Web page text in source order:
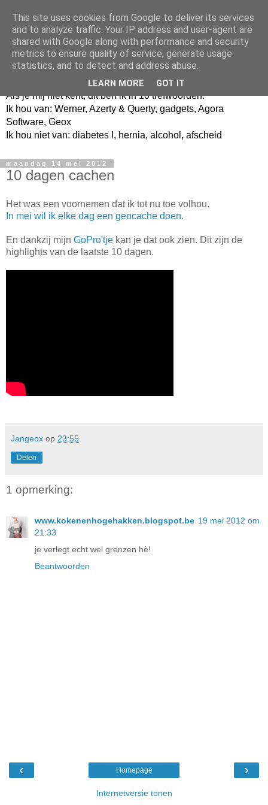
Jangeox' blog
Als je mij niet kent, dit ben ik in 10 trefwoorden.
Ik hou van: Werner, Azerty & Querty, gadgets, Agora
Software, Geox
Ik hou niet van: diabetes I, hernia, alcohol, afscheid
maandag 14 mei 2012
10 dagen cachen
Het was een voornemen dat ik tot nu toe volhou.
In mei wil ik elke dag een geocache doen.
En dankzij mijn GoPro'tje kan je dat ook zien. Dit zijn de
highlights van de laatste 10 dagen.
Jangeox op 23:55
Delen
1 opmerking:
www.kokenenhogehakken.blogspot.be 19 mei 2012 om
21:33
je verlegt echt wel grenzen hè!
Beantwoorden
‹ ›
Homepage
Internetversie tonen
This site uses cookies from Google to deliver its services
and to analyze traffic. Your IP address and user-agent are
shared with Google along with performance and security
metrics to ensure quality of service, generate usage
statistics, and to detect and address abuse.
LEARN MORE GOT IT